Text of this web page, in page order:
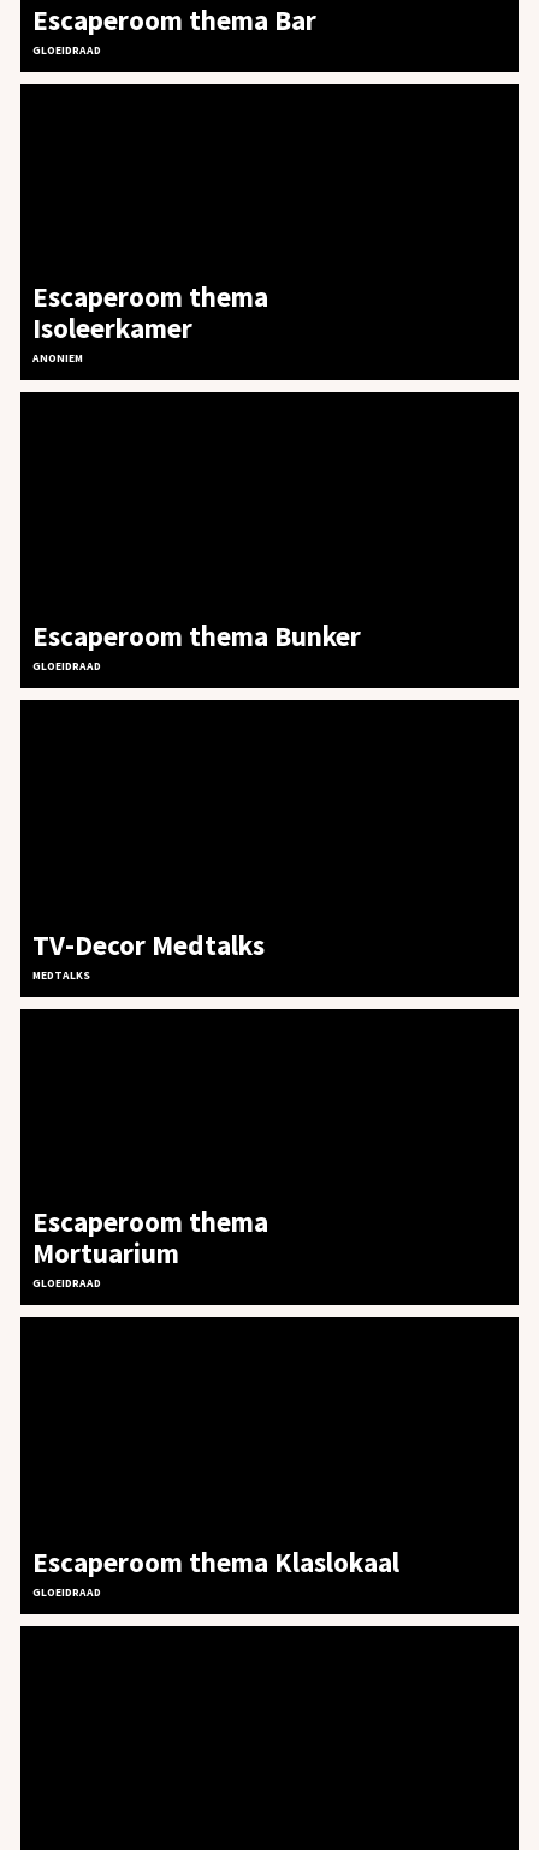
Escaperoom thema Bar
GLOEIDRAAD
Escaperoom thema
Isoleerkamer
ANONIEM
Escaperoom thema Bunker
GLOEIDRAAD
TV-Decor Medtalks
MEDTALKS
Escaperoom thema
Mortuarium
GLOEIDRAAD
Escaperoom thema Klaslokaal
GLOEIDRAAD